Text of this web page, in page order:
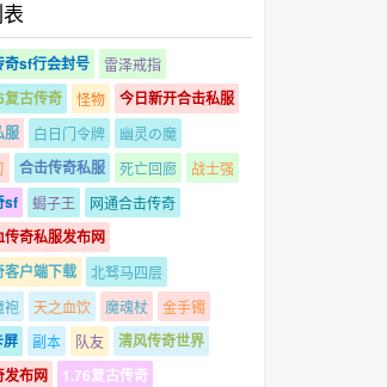
奇sf行会封号 雷泽戒指
古传奇 怪物
今日新开合击私服
服
白日门令牌
幽灵の魔
合击传奇私服 死亡回廊 战士强
sf 蝎子王 网通合击传奇
传奇私服发布网
客户端下载
北驽马四层
袍
天之血饮 魔魂杖 金手镯
副本 队友
清风传奇世界
发布网
1.76复古传奇